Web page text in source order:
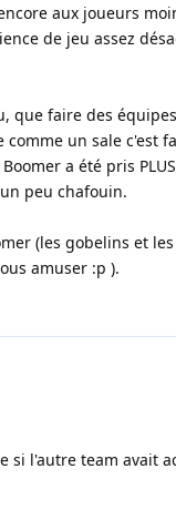
aux joueurs
de jeu assez
que faire des équipes
un sale c'est
a été pris PLUS
peu chafouin.
(les gobelins et
amuser :p ).
si l'autre team avait